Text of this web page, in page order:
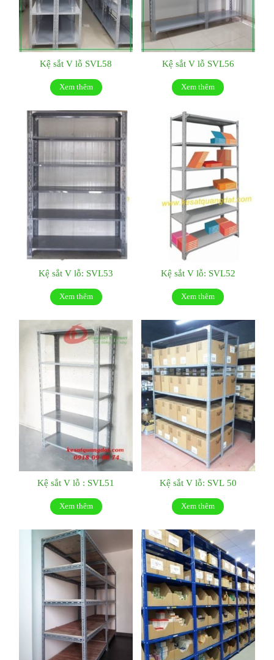
Kệ sắt V lỗ SVL58
Xem thêm
Kệ sắt V lỗ SVL56
Xem thêm
Kệ sắt V lỗ: SVL53
Xem thêm
Kệ sắt V lỗ: SVL52
Xem thêm
Kệ sắt V lỗ : SVL51
Xem thêm
Kệ sắt V lỗ: SVL 50
Xem thêm